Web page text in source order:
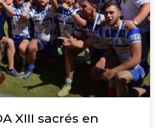
XIII sacrés en